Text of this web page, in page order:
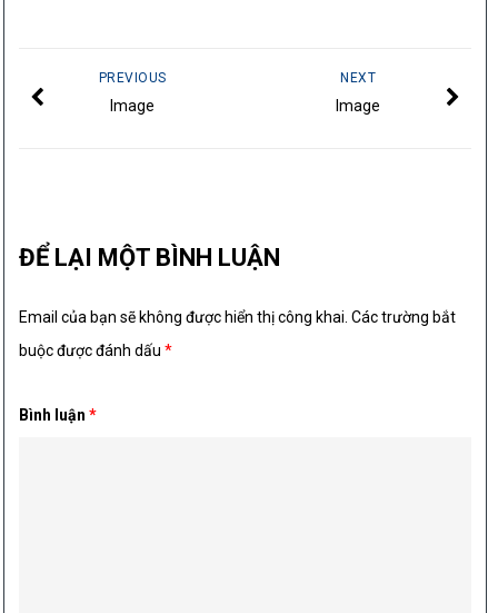
NEXT
Image
PREVIOUS
Image
ĐỂ LẠI MỘT BÌNH LUẬN
Email của bạn sẽ không được hiển thị công khai. Các trường bắt
buộc được đánh dấu*
Bình luận*